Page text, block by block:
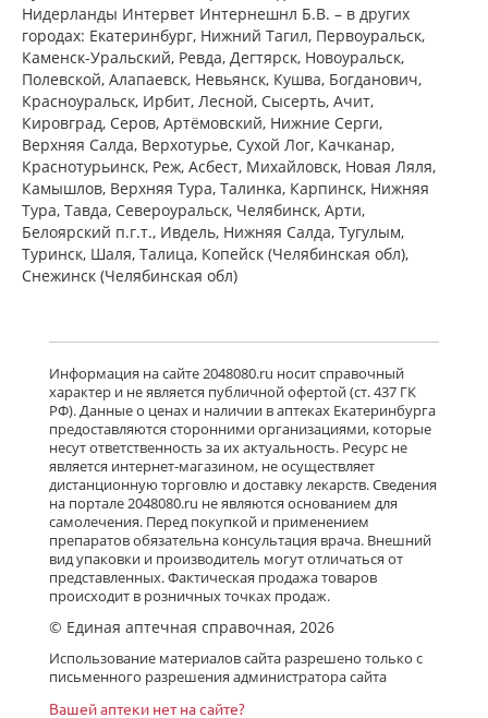
Нидерланды Интервет Интернешнл Б.В. – в других
городах: Екатеринбург, Нижний Тагил, Первоуральск,
Каменск-Уральский, Ревда, Дегтярск, Новоуральск,
Полевской, Алапаевск, Невьянск, Кушва, Богданович,
Красноуральск, Ирбит, Лесной, Сысерть, Ачит,
Кировград, Серов, Артёмовский, Нижние Cерги,
Верхняя Салда, Верхотурье, Сухой Лог, Качканар,
Краснотурьинск, Реж, Асбест, Михайловск, Новая Ляля,
Камышлов, Верхняя Тура, Талинка, Карпинск, Нижняя
Тура, Тавда, Североуральск, Челябинск, Арти,
Белоярский п.г.т., Ивдель, Нижняя Салда, Тугулым,
Туринск, Шаля, Талица, Копейск (Челябинская обл),
Снежинск (Челябинская обл)
Информация на сайте 2048080.ru носит справочный
характер и не является публичной офертой (ст. 437 ГК
РФ). Данные о ценах и наличии в аптеках Екатеринбурга
предоставляются сторонними организациями, которые
несут ответственность за их актуальность. Ресурс не
является интернет-магазином, не осуществляет
дистанционную торговлю и доставку лекарств. Сведения
на портале 2048080.ru не являются основанием для
самолечения. Перед покупкой и применением
препаратов обязательна консультация врача. Внешний
вид упаковки и производитель могут отличаться от
представленных. Фактическая продажа товаров
происходит в розничных точках продаж.
© Единая аптечная справочная, 2026
Использование материалов сайта разрешено только с
письменного разрешения администратора сайта
Вашей аптеки нет на сайте?